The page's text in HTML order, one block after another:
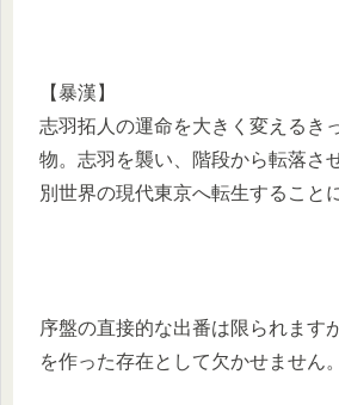
【暴漢】
志羽拓人の運命を大きく変えるき
物。志羽を襲い、階段から転落さ
別世界の現代東京へ転生すること
序盤の直接的な出番は限られます
を作った存在として欠かせません。